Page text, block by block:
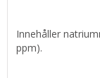
Innehåller
ppm).